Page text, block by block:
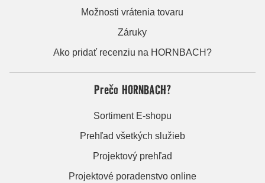
Možnosti vrátenia tovaru
Záruky
Ako pridať recenziu na HORNBACH?
Prečo HORNBACH?
Sortiment E-shopu
Prehľad všetkých služieb
Projektový prehľad
Projektové poradenstvo online